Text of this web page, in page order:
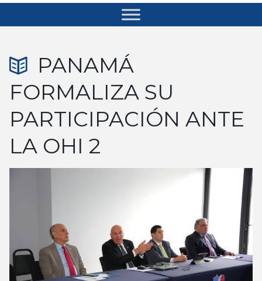
PANAMÁ
FORMALIZA SU
PARTICIPACIÓN ANTE
LA OHI 2